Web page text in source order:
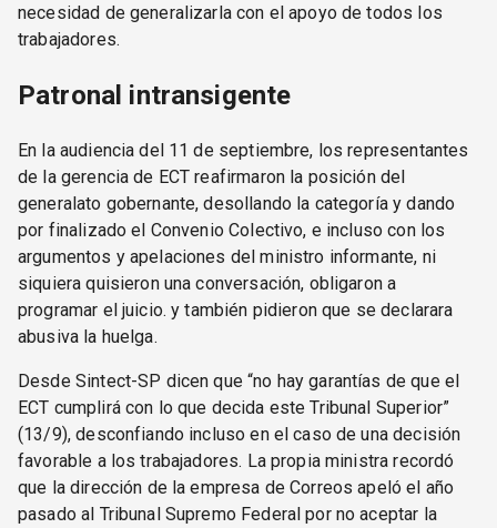
necesidad de generalizarla con el apoyo de todos los
trabajadores.
Patronal intransigente
En la audiencia del 11 de septiembre, los representantes
de la gerencia de ECT reafirmaron la posición del
generalato gobernante, desollando la categoría y dando
por finalizado el Convenio Colectivo, e incluso con los
argumentos y apelaciones del ministro informante, ni
siquiera quisieron una conversación, obligaron a
programar el juicio. y también pidieron que se declarara
abusiva la huelga.
Desde Sintect-SP dicen que “no hay garantías de que el
ECT cumplirá con lo que decida este Tribunal Superior”
(13/9), desconfiando incluso en el caso de una decisión
favorable a los trabajadores. La propia ministra recordó
que la dirección de la empresa de Correos apeló el año
pasado al Tribunal Supremo Federal por no aceptar la